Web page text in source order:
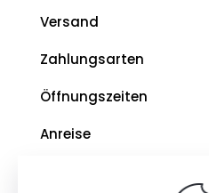
Versand
Zahlungsarten
Öffnungszeiten
Anreise